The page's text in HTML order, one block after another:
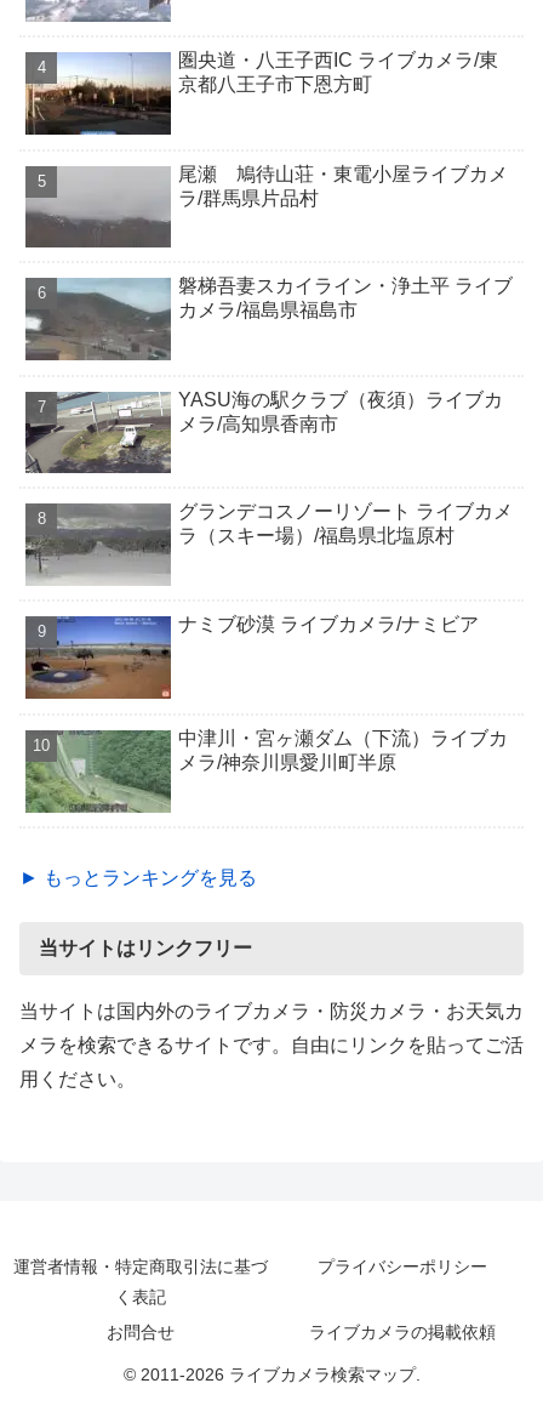
圏央道・八王子西IC ライブカメラ/東
京都八王子市下恩方町
尾瀬 鳩待山荘・東電小屋ライブカメ
ラ/群馬県片品村
磐梯吾妻スカイライン・浄土平 ライブ
カメラ/福島県福島市
YASU海の駅クラブ（夜須）ライブカ
メラ/高知県香南市
グランデコスノーリゾート ライブカメ
ラ（スキー場）/福島県北塩原村
ナミブ砂漠 ライブカメラ/ナミビア
中津川・宮ヶ瀬ダム（下流）ライブカ
メラ/神奈川県愛川町半原
► もっとランキングを見る
当サイトはリンクフリー
当サイトは国内外のライブカメラ・防災カメラ・お天気カ
メラを検索できるサイトです。自由にリンクを貼ってご活
用ください。
運営者情報・特定商取引法に基づ
く表記
プライバシーポリシー
お問合せ ライブカメラの掲載依頼
© 2011-2026 ライブカメラ検索マップ.